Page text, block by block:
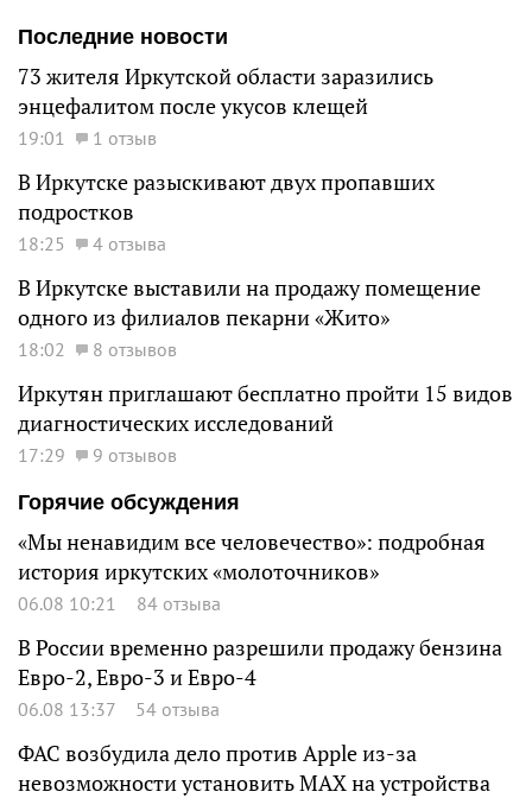
Последние новости
73 жителя Иркутской области заразились
энцефалитом после укусов клещей
19:01 1 отзыв
В Иркутске разыскивают двух пропавших
подростков
18:25 4 отзыва
В Иркутске выставили на продажу помещение
одного из филиалов пекарни «Жито»
18:02 8 отзывов
Иркутян приглашают бесплатно пройти 15 видов
диагностических исследований
17:29
9 отзывов
Горячие обсуждения
«Мы ненавидим все человечество»: подробная
история иркутских «молоточников»
06.08 10:21 84 отзыва
В России временно разрешили продажу бензина
Евро-2, Евро-3 и Евро-4
06.08 13:37 54 отзыва
ФАС возбудила дело против Apple из-за
невозможности установить MAX на устройства